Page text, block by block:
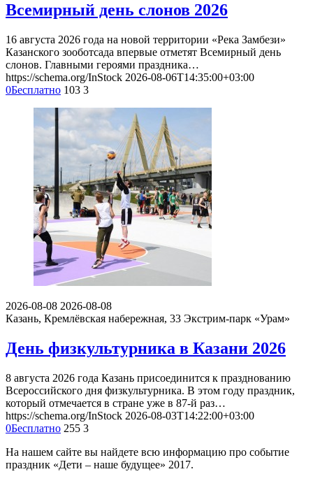
Всемирный день слонов 2026
16 августа 2026 года на новой территории «Река Замбези»
Казанского зооботсада впервые отметят Всемирный день
слонов. Главными героями праздника…
https://schema.org/InStock 2026-08-06T14:35:00+03:00
0Бесплатно 103 3
2026-08-08 2026-08-08
Казань, Кремлёвская набережная, 33 Экстрим-парк «Урам»
День физкультурника в Казани 2026
8 августа 2026 года Казань присоединится к празднованию
Всероссийского дня физкультурника. В этом году праздник,
который отмечается в стране уже в 87-й раз…
https://schema.org/InStock 2026-08-03T14:22:00+03:00
0Бесплатно 255 3
На нашем сайте вы найдете всю информацию про событие
праздник «Дети – наше будущее» 2017.